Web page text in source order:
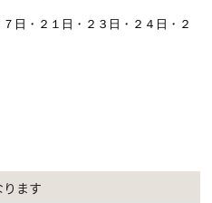
日・２１ 日・２３日・２４日・２
ます